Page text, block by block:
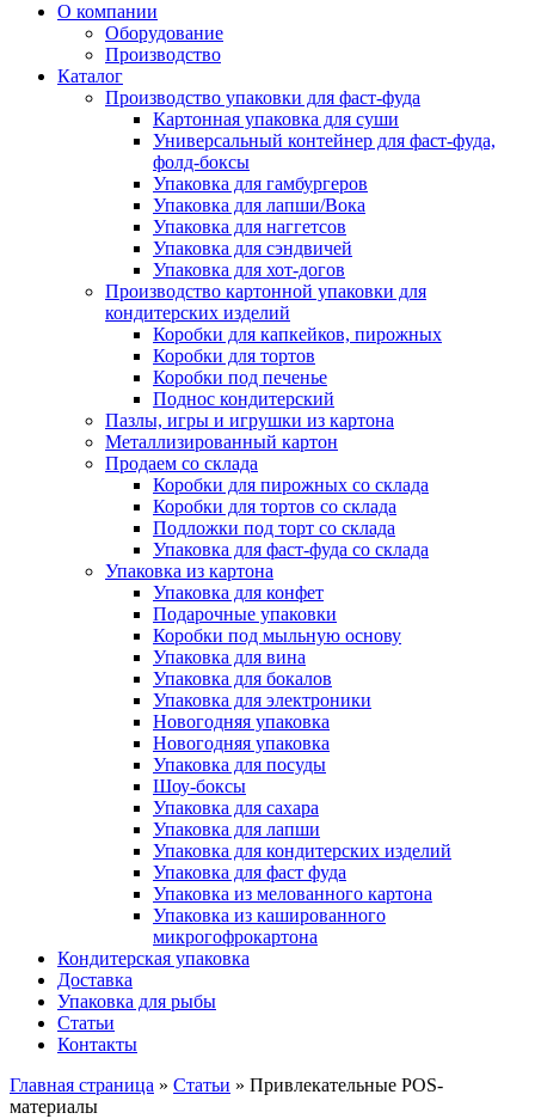
О компании
Оборудование
Производство
Каталог
Производство упаковки для фаст-фуда
Картонная упаковка для суши
Универсальный контейнер для фаст-фуда,
фолд-боксы
Упаковка для гамбургеров
Упаковка для лапши/Вока
Упаковка для наггетсов
Упаковка для сэндвичей
Упаковка для хот-догов
Производство картонной упаковки для
кондитерских изделий
Коробки для капкейков, пирожных
Коробки для тортов
Коробки под печенье
Поднос кондитерский
Пазлы, игры и игрушки из картона
Металлизированный картон
Продаем со склада
Коробки для пирожных со склада
Коробки для тортов со склада
Подложки под торт со склада
Упаковка для фаст-фуда со склада
Упаковка из картона
Упаковка для конфет
Подарочные упаковки
Коробки под мыльную основу
Упаковка для вина
Упаковка для бокалов
Упаковка для электроники
Новогодняя упаковка
Новогодняя упаковка
Упаковка для посуды
Шоу-боксы
Упаковка для сахара
Упаковка для лапши
Упаковка для кондитерских изделий
Упаковка для фаст фуда
Упаковка из мелованного картона
Упаковка из кашированного
микрогофрокартона
Кондитерская упаковка
Доставка
Упаковка для рыбы
Статьи
Контакты
Главная страница » Статьи » Привлекательные POS-
материалы